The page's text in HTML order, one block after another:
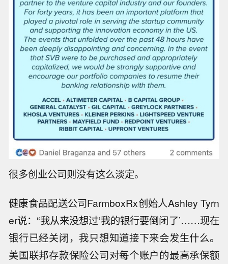
很多创业公司则没有这么淡定。
健康食品配送公司FarmboxRx创始人Ashley Tyrn
er说：“我从来没想过‘我的银行要倒闭了’……现在
银行已经关闭，我只想知道接下来会发生什么。
美国联邦存款保险公司对每个账户的最高承保额